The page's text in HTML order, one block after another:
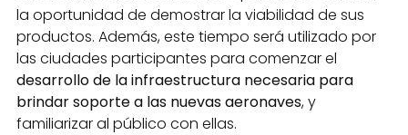
la oportunidad de demostrar la viabilidad de sus
productos. Además, este tiempo será utilizado por
las ciudades participantes para comenzar el
desarrollo de la infraestructura necesaria para
brindar soporte a las nuevas aeronaves, y
familiarizar al público con ellas.